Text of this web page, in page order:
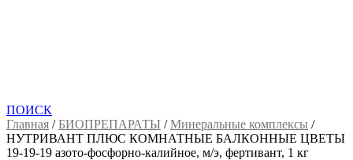
ПОИСК
Главная /БИОПРЕПАРАТЫ /Минеральные комплексы /
НУТРИВАНТ ПЛЮС КОМНАТНЫЕ БАЛКОННЫЕ ЦВЕТЫ
19-19-19 азото-фосфорно-калийное, м/э, фертивант, 1 кг